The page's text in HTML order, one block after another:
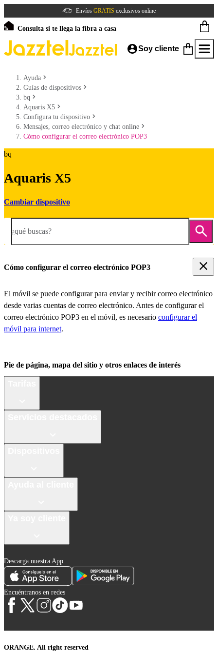
Envíos GRATIS exclusivos online
Consulta si te llega la fibra a casa
Soy cliente
Ayuda
Guías de dispositivos
bq
Aquaris X5
Configura tu dispositivo
Mensajes, correo electrónico y chat online
Cómo configurar el correo electrónico POP3
bq
Aquaris X5
Cambiar dispositivo
¿qué buscas?
Cómo configurar el correo electrónico POP3
El móvil se puede configurar para enviar y recibir correo electrónico
desde varias cuentas de correo electrónico. Antes de configurar el
correo electrónico POP3 en el móvil, es necesario configurar el
móvil para internet.
Pie de página, mapa del sitio y otros enlaces de interés
Descarga nuestra App
Encuéntranos en redes
ORANGE. All right reserved